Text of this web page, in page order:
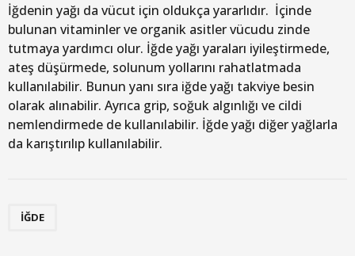
İğdenin yağı da vücut için oldukça yararlıdır. İçinde
bulunan vitaminler ve organik asitler vücudu zinde
tutmaya yardımcı olur. İğde yağı yaraları iyileştirmede,
ateş düşürmede, solunum yollarını rahatlatmada
kullanılabilir. Bunun yanı sıra iğde yağı takviye besin
olarak alınabilir. Ayrıca grip, soğuk algınlığı ve cildi
nemlendirmede de kullanılabilir. İğde yağı diğer yağlarla
da karıştırılıp kullanılabilir.
İĞDE